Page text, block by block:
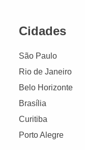
Cidades
São Paulo
Rio de Janeiro
Belo Horizonte
Brasília
Curitiba
Porto Alegre